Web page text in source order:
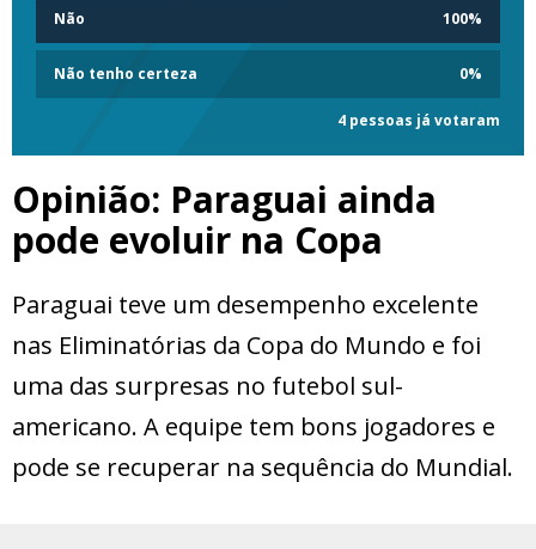
Não 100%
Não tenho certeza 0%
4 pessoas já votaram
Opinião: Paraguai ainda
pode evoluir na Copa
Paraguai teve um desempenho excelente
nas Eliminatórias da Copa do Mundo e foi
uma das surpresas no futebol sul-
americano. A equipe tem bons jogadores e
pode se recuperar na sequência do Mundial.